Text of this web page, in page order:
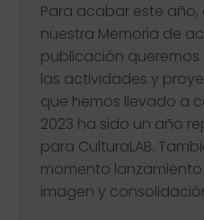
Para acabar este
nuestra Memoria de
publicación
las actividades y
que hemos llevado a
2023 ha sido un año
para CulturaLAB.
momento
imagen y